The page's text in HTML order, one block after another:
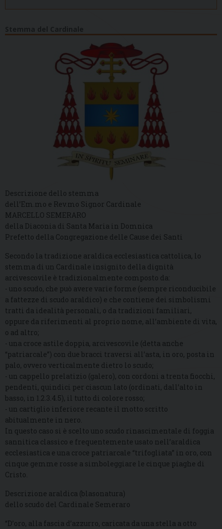
Descrizione dello stemma
dell’Em.mo e Rev.mo Signor Cardinale
MARCELLO SEMERARO
della Diaconia di Santa Maria in Domnica
Prefetto della Congregazione delle Cause dei Santi
Secondo la tradizione araldica ecclesiastica cattolica, lo
stemma di un Cardinale insignito della dignità
arcivescovile è tradizionalmente composto da:
- uno scudo, che può avere varie forme (sempre riconducibile
a fattezze di scudo araldico) e che contiene dei simbolismi
tratti da idealità personali, o da tradizioni familiari,
oppure da riferimenti al proprio nome, all’ambiente di vita,
o ad altro;
- una croce astile doppia, arcivescovile (detta anche
“patriarcale”) con due bracci traversi all’asta, in oro, posta in
palo, ovvero verticalmente dietro lo scudo;
- un cappello prelatizio (galero), con cordoni a trenta fiocchi,
pendenti, quindici per ciascun lato (ordinati, dall’alto in
basso, in 1.2.3.4.5), il tutto di colore rosso;
- un cartiglio inferiore recante il motto scritto
abitualmente in nero.
In questo caso si è scelto uno scudo rinascimentale di foggia
sannitica classico e frequentemente usato nell’araldica
ecclesiastica e una croce patriarcale “trifogliata” in oro, con
cinque gemme rosse a simboleggiare le cinque piaghe di
Cristo.
Descrizione araldica (blasonatura)
dello scudo del Cardinale Semeraro
“D’oro, alla fascia d’azzurro, caricata da una stella a otto